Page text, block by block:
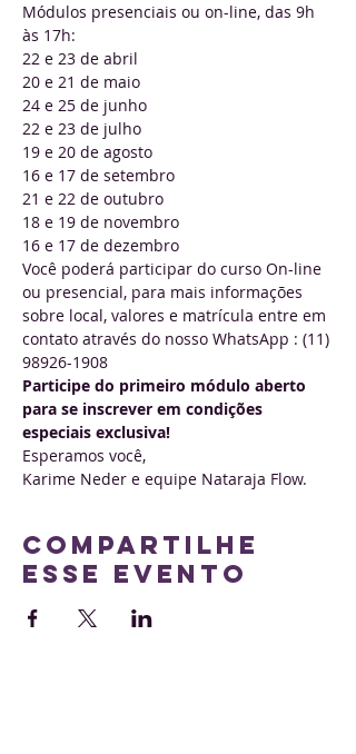
Módulos presenciais ou on-line, das 9h
às 17h:
22 e 23 de abril
20 e 21 de maio
24 e 25 de junho
22 e 23 de julho
19 e 20 de agosto
16 e 17 de setembro
21 e 22 de outubro
18 e 19 de novembro
16 e 17 de dezembro
Você poderá participar do curso On-line
ou presencial, para mais informações
sobre local, valores e matrícula entre em
contato através do nosso WhatsApp : (11)
98926-1908
Participe do primeiro módulo aberto
para se inscrever em condições
especiais exclusiva!
Esperamos você,
Karime Neder e equipe Nataraja Flow.
Compartilhe
esse evento